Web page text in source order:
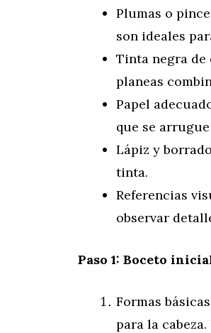
Plumas o
son ideales
Tinta negra de
planeas
Papel
que se
Lápiz y
tinta.
Referencias
observar
Paso 1: Boceto
Formas
para la